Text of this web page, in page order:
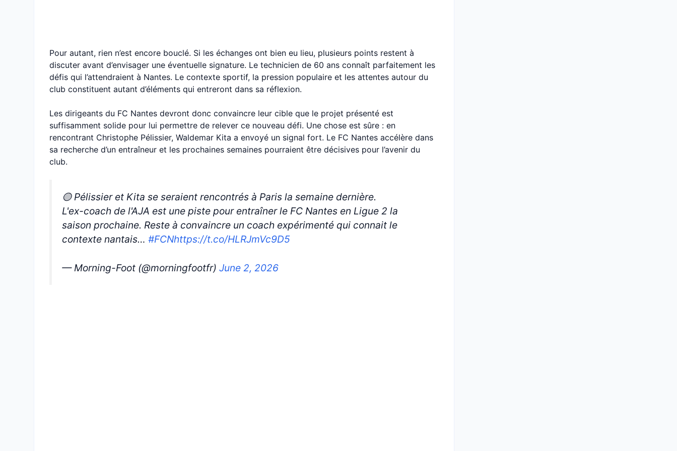
Pour autant, rien n’est encore bouclé. Si les échanges ont bien eu lieu, plusieurs points restent à
discuter avant d’envisager une éventuelle signature. Le technicien de 60 ans connaît parfaitement les
défis qui l’attendraient à Nantes. Le contexte sportif, la pression populaire et les attentes autour du
club constituent autant d’éléments qui entreront dans sa réflexion.
Les dirigeants du FC Nantes devront donc convaincre leur cible que le projet présenté est
suffisamment solide pour lui permettre de relever ce nouveau défi. Une chose est sûre : en
rencontrant Christophe Pélissier, Waldemar Kita a envoyé un signal fort. Le FC Nantes accélère dans
sa recherche d’un entraîneur et les prochaines semaines pourraient être décisives pour l’avenir du
club.
🟡 Pélissier et Kita se seraient rencontrés à Paris la semaine dernière.
L'ex-coach de l'AJA est une piste pour entraîner le FC Nantes en Ligue 2 la
saison prochaine. Reste à convaincre un coach expérimenté qui connait le
contexte nantais… #FCNhttps://t.co/HLRJmVc9D5
— Morning-Foot (@morningfootfr) June 2, 2026